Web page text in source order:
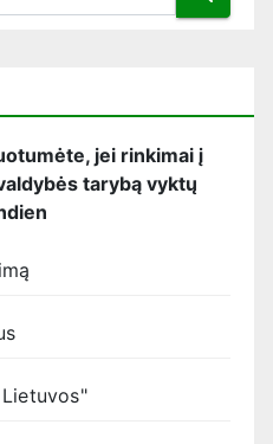
jei rinkimai į
tarybą vyktų